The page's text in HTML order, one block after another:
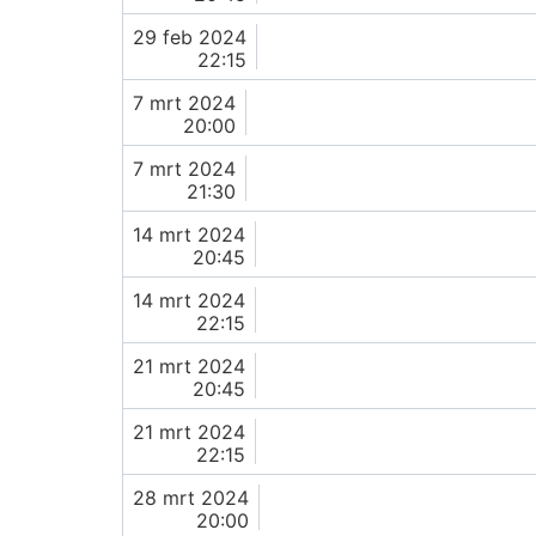
29 feb 2024
22:15
7 mrt 2024
20:00
7 mrt 2024
21:30
14 mrt 2024
20:45
14 mrt 2024
22:15
21 mrt 2024
20:45
21 mrt 2024
22:15
28 mrt 2024
20:00